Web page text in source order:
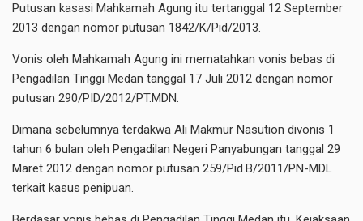
Putusan kasasi Mahkamah Agung itu tertanggal 12 September
2013 dengan nomor putusan 1842/K/Pid/2013.
Vonis oleh Mahkamah Agung ini mematahkan vonis bebas di
Pengadilan Tinggi Medan tanggal 17 Juli 2012 dengan nomor
putusan 290/PID/2012/PT.MDN.
Dimana sebelumnya terdakwa Ali Makmur Nasution divonis 1
tahun 6 bulan oleh Pengadilan Negeri Panyabungan tanggal 29
Maret 2012 dengan nomor putusan 259/Pid.B/2011/PN-MDL
terkait kasus penipuan.